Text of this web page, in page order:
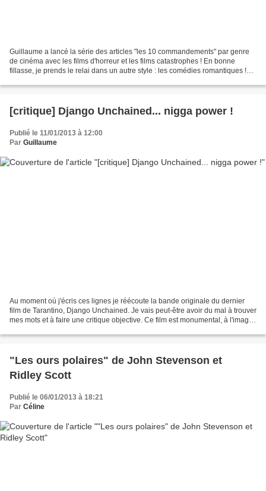
Guillaume a lancé la série des articles "les 10 commandements" par genre
de cinéma avec les films d'horreur et les films catastrophes ! En bonne
fillasse, je prends le relai dans un autre style : les comédies romantiques !
[critique] Django Unchained... nigga power !
Publié le 11/01/2013 à 12:00
Par Guillaume
Au moment où j'écris ces lignes je réécoute la bande originale du dernier
film de Tarantino, Django Unchained. Je vais peut-être avoir du mal à trouver
mes mots et à faire une critique objective. Ce film est monumental, à l'image
"Les ours polaires" de John Stevenson et
Ridley Scott
Publié le 06/01/2013 à 18:21
Par Céline